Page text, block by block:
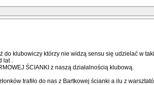
do klubowiczy którzy nie widzą sensu się udzielać w
lat .
ŚCIANKI z naszą działalnością klubową.
trafiło do nas z Bartkowej ścianki a ilu z